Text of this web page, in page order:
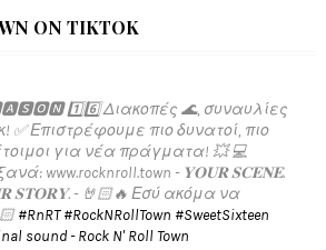
ON TIKTOK
1️⃣6️⃣ Διακοπές 🌊, συναυλίες
✅️ Επιστρέφουμε πιο δυνατοί, πιο
για νέα πράγματα! 💥 💻
www.rocknroll.town - 𝐘𝐎𝐔𝐑 𝐒𝐂𝐄𝐍𝐄.
𝐒𝐓𝐎𝐑𝐘. - 🤘🏻🔥 Εσύ ακόμα να
#RnRT #RockNRollTown #SweetSixteen
sound - Rock N' Roll Town